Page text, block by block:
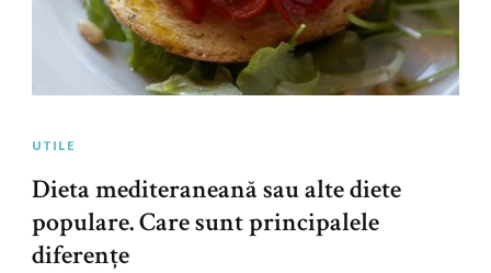
UTILE
Dieta mediteraneană sau alte diete
populare. Care sunt principalele
diferențe